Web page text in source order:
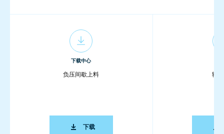
下载中心
负压间歇上料
下载负压间歇上料
输